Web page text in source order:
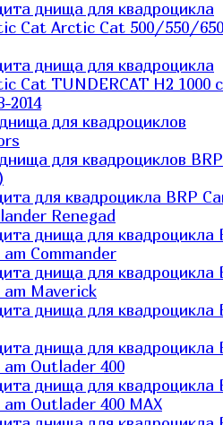
днища для квадроцикла
Cat Arctic Cat 500/550/
днища для квадроцикла
Cat TUNDERCAT H2 1000 c
2014
для квадроциклов
для квадроциклов BRP
для квадроцикла BRP
Renegad
днища для квадроцикла
am Commander
днища для квадроцикла
am Maverick
днища для квадроцикла
днища для квадроцикла
am Outlader 400
днища для квадроцикла
am Outlader 400 MAX